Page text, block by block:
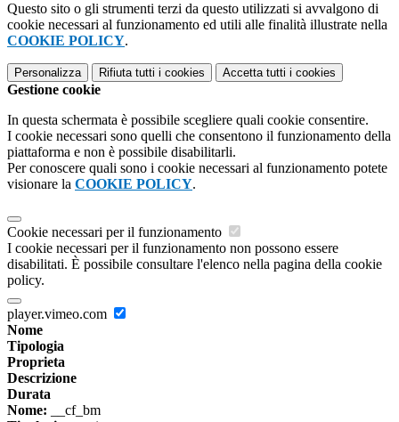
Questo sito o gli strumenti terzi da questo utilizzati si avvalgono di
cookie necessari al funzionamento ed utili alle finalità illustrate nella
COOKIE POLICY.
Personalizza Rifiuta tutti i cookies Accetta tutti i cookies
Gestione cookie
In questa schermata è possibile scegliere quali cookie consentire.
I cookie necessari sono quelli che consentono il funzionamento della
piattaforma e non è possibile disabilitarli.
Per conoscere quali sono i cookie necessari al funzionamento potete
visionare la COOKIE POLICY.
Cookie necessari per il funzionamento
I cookie necessari per il funzionamento non possono essere
disabilitati. È possibile consultare l'elenco nella pagina della cookie
policy.
player.vimeo.com
Nome
Tipologia
Proprieta
Descrizione
Durata
Nome: __cf_bm